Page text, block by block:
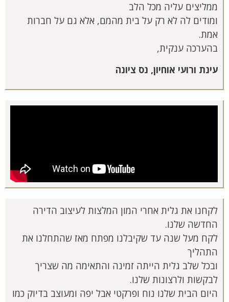
ממליצים עליה מכל הלב
ומודים לה לא רק על בית מהמם, אלא גם על חברות
אמת.
בהערכה ענקית,
עינת ורועי אוחיון, נס ציונה
לקחנו את גלית אחרי המון המלצות לעיצוב הדירה
החדשה שלנו.
לקח מעל שנה עד שקיבלנו מפתח מאז שהתחלנו את
התהליך
ובכל שלב גלית הייתה זמינה והתאימה מה שצריך
לבקשות ולרצונות שלנו.
היום הבית שלנו נוח ופרקטי אבל יפה ומעוצב בדיוק כמו